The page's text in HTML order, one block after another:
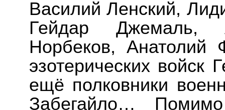
Василий Ленский,
Гейдар Джемаль,
Норбеков, Анатолий
эзотерических
ещё полковники
Забегайло…